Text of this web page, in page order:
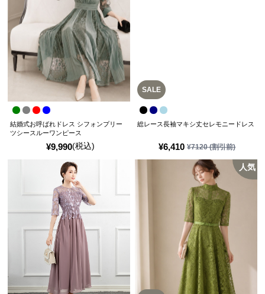
¥9,990(税込)
結婚式お呼ばれドレス シフォンプリー
ツシースルーワンピース
SALE
¥6,410 ¥7120(割引前)
総レース長袖マキシ丈セレモニードレス
人気